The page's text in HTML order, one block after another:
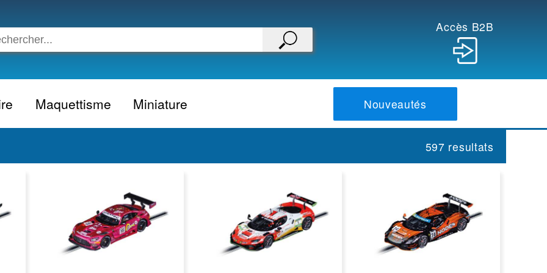
Accès B2B
Maquettisme
Militaire
Espace
Miniature
24h du Mans
Rallye
Camion
Nouveautés
597 resultats